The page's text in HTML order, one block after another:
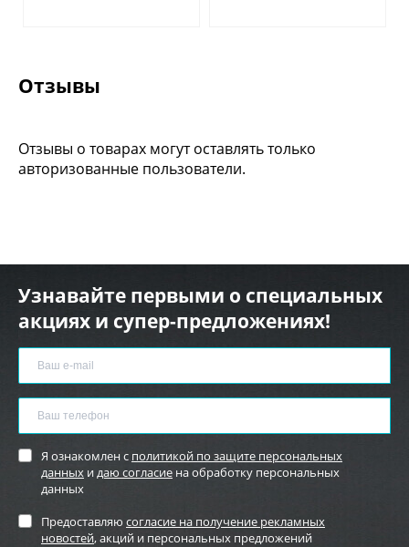
Отзывы
Отзывы о товарах могут оставлять только
авторизованные пользователи.
Узнавайте первыми о специальных
акциях и супер-предложениях!
Я ознакомлен с политикой по защите персональных
данных идаю согласие на обработку персональных
данных
Предоставляю согласие на получение рекламных
новостей, акций и персональных предложений